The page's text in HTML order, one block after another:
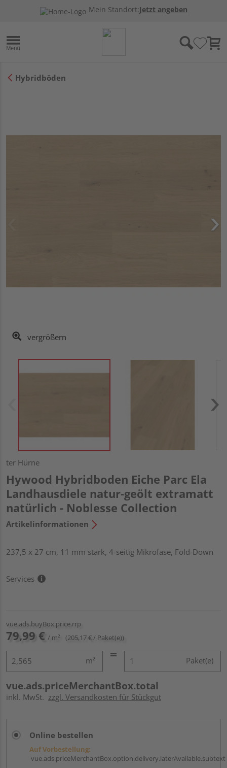
Mein Standort:Jetzt angeben
Hybridböden
vergrößern
ter Hürne
Hywood Hybridboden Eiche Parc Ela
Landhausdiele natur-geölt extramatt
natürlich - Noblesse Collection
Artikelinformationen
237,5 x 27 cm, 11 mm stark, 4-seitig Mikrofase, Fold-Down
Services
vue.ads.buyBox.price.rrp
79,99 € / m² (205,17 € / Paket(e))
m² Paket(e)
vue.ads.priceMerchantBox.total
inkl. MwSt. zzgl. Versandkosten für Stückgut
Online bestellen
Auf Vorbestellung:
vue.ads.priceMerchantBox.option.delivery.laterAvailable.subtext